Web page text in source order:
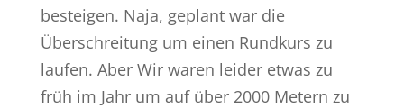
besteigen. Naja, geplant war die
Überschreitung um einen Rundkurs zu
laufen. Aber Wir waren leider etwas zu
früh im Jahr um auf über 2000 Metern zu